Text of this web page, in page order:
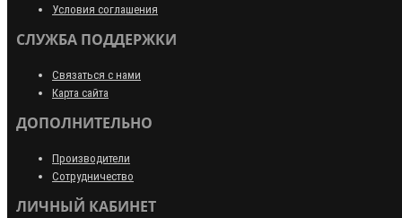
Условия соглашения
СЛУЖБА ПОДДЕРЖКИ
Связаться с нами
Карта сайта
ДОПОЛНИТЕЛЬНО
Производители
Сотрудничество
ЛИЧНЫЙ КАБИНЕТ